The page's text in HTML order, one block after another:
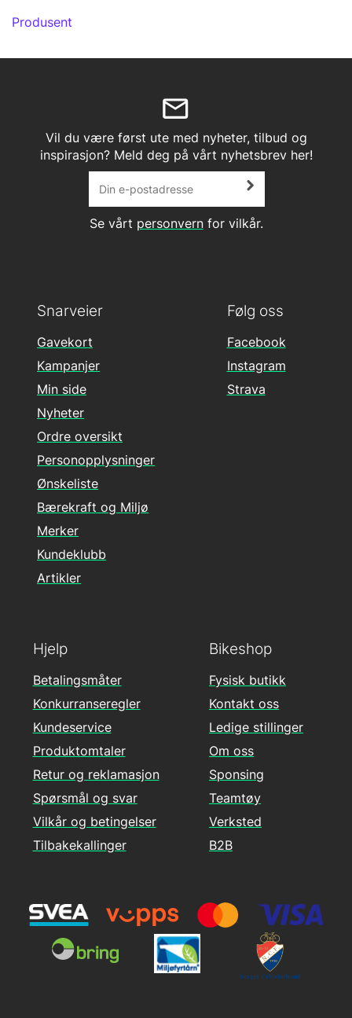
Produsent
Vil du være først ute med nyheter, tilbud og
inspirasjon? Meld deg på vårt nyhetsbrev her!
Se vårt personvernfor vilkår.
Følg oss
Facebook
Instagram
Strava
Hjelp
Betalingsmåter
Konkurranseregler
Kundeservice
Produktomtaler
Retur og reklamasjon
Spørsmål og svar
Vilkår og betingelser
Tilbakekallinger
Snarveier
Gavekort
Kampanjer
Min side
Nyheter
Ordre oversikt
Personopplysninger
Ønskeliste
Bærekraft og Miljø
Merker
Kundeklubb
Artikler
Bikeshop
Fysisk butikk
Kontakt oss
Ledige stillinger
Om oss
Sponsing
Teamtøy
Verksted
B2B